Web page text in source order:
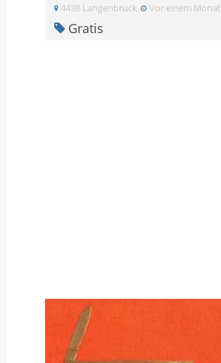
4438 Langenbruck Vor einem Monat
Gratis